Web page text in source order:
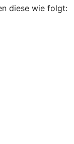
diese wie folgt: